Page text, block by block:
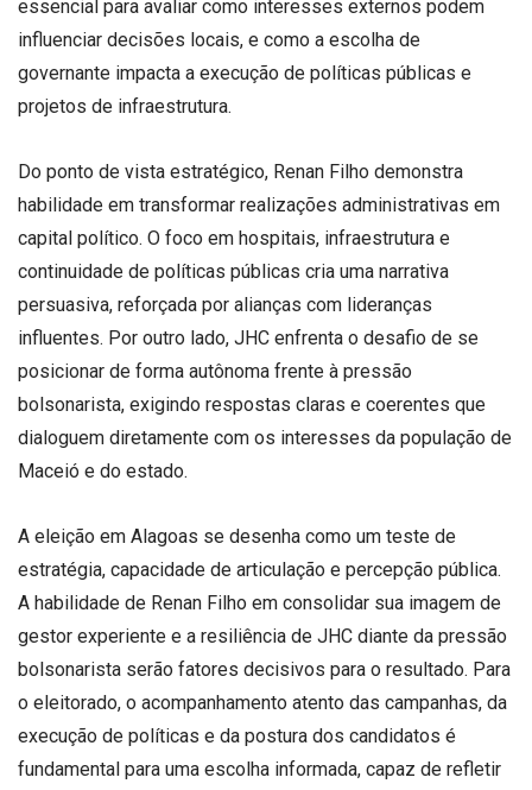
essencial para avaliar como interesses externos podem
influenciar decisões locais, e como a escolha de
governante impacta a execução de políticas públicas e
projetos de infraestrutura.
Do ponto de vista estratégico, Renan Filho demonstra
habilidade em transformar realizações administrativas em
capital político. O foco em hospitais, infraestrutura e
continuidade de políticas públicas cria uma narrativa
persuasiva, reforçada por alianças com lideranças
influentes. Por outro lado, JHC enfrenta o desafio de se
posicionar de forma autônoma frente à pressão
bolsonarista, exigindo respostas claras e coerentes que
dialoguem diretamente com os interesses da população de
Maceió e do estado.
A eleição em Alagoas se desenha como um teste de
estratégia, capacidade de articulação e percepção pública.
A habilidade de Renan Filho em consolidar sua imagem de
gestor experiente e a resiliência de JHC diante da pressão
bolsonarista serão fatores decisivos para o resultado. Para
o eleitorado, o acompanhamento atento das campanhas, da
execução de políticas e da postura dos candidatos é
fundamental para uma escolha informada, capaz de refletir